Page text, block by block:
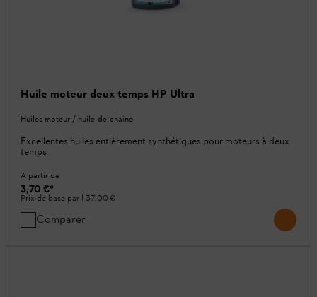
Huile moteur deux temps HP Ultra
Huiles moteur / huile-de-chaîne
Excellentes huiles entièrement synthétiques pour moteurs à deux
temps
A partir de
3,70 €*
Prix de base par l 37,00 €
Comparer